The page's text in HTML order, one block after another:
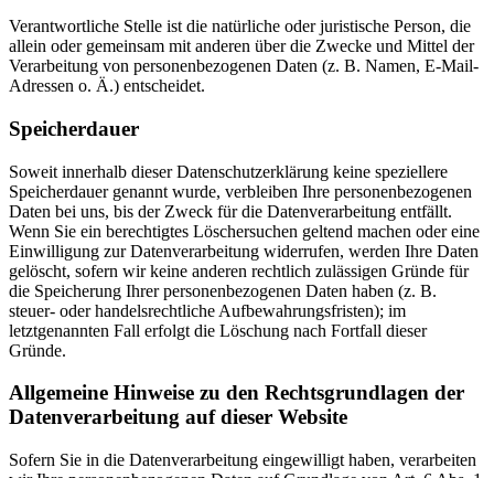
Verantwortliche Stelle ist die natürliche oder juristische Person, die
allein oder gemeinsam mit anderen über die Zwecke und Mittel der
Verarbeitung von personenbezogenen Daten (z. B. Namen, E-Mail-
Adressen o. Ä.) entscheidet.
Speicherdauer
Soweit innerhalb dieser Datenschutzerklärung keine speziellere
Speicherdauer genannt wurde, verbleiben Ihre personenbezogenen
Daten bei uns, bis der Zweck für die Datenverarbeitung entfällt.
Wenn Sie ein berechtigtes Löschersuchen geltend machen oder eine
Einwilligung zur Datenverarbeitung widerrufen, werden Ihre Daten
gelöscht, sofern wir keine anderen rechtlich zulässigen Gründe für
die Speicherung Ihrer personenbezogenen Daten haben (z. B.
steuer- oder handelsrechtliche Aufbewahrungsfristen); im
letztgenannten Fall erfolgt die Löschung nach Fortfall dieser
Gründe.
Allgemeine Hinweise zu den Rechtsgrundlagen der
Datenverarbeitung auf dieser Website
Sofern Sie in die Datenverarbeitung eingewilligt haben, verarbeiten